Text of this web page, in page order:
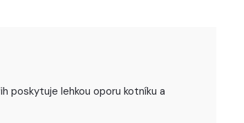
poskytuje lehkou oporu kotníku a